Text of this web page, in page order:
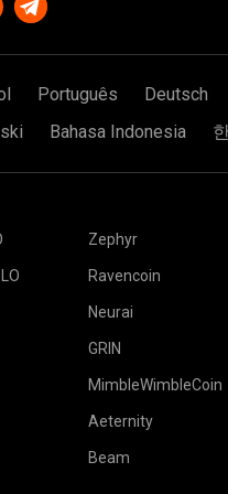
например:
и как его настроить,
приложениями для
у вас 1 видеокарта, а
тому, что у вас 1 кубик, а у
но это совершенно не
что награда за
в пул и найти блок, а
ему — 90$; а можете искать
Mining Pools – How to Catch
такое майнинг? Удача в
(вознаграждение)!
Português Deutsch
Bahasa Indonesia
Zephyr
Ravencoin
Neurai
GRIN
MimbleWimbleCoin
Aeternity
Beam